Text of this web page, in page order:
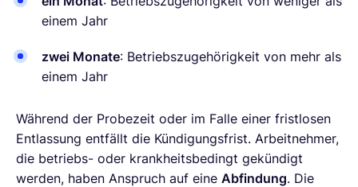
einem Jahr
zwei Monate: Betriebszugehörigkeit von mehr als
einem Jahr
Während der Probezeit oder im Falle einer fristlosen
Entlassung entfällt die Kündigungsfrist. Arbeitnehmer,
die betriebs- oder krankheitsbedingt gekündigt
werden, haben Anspruch auf eine Abfindung. Die